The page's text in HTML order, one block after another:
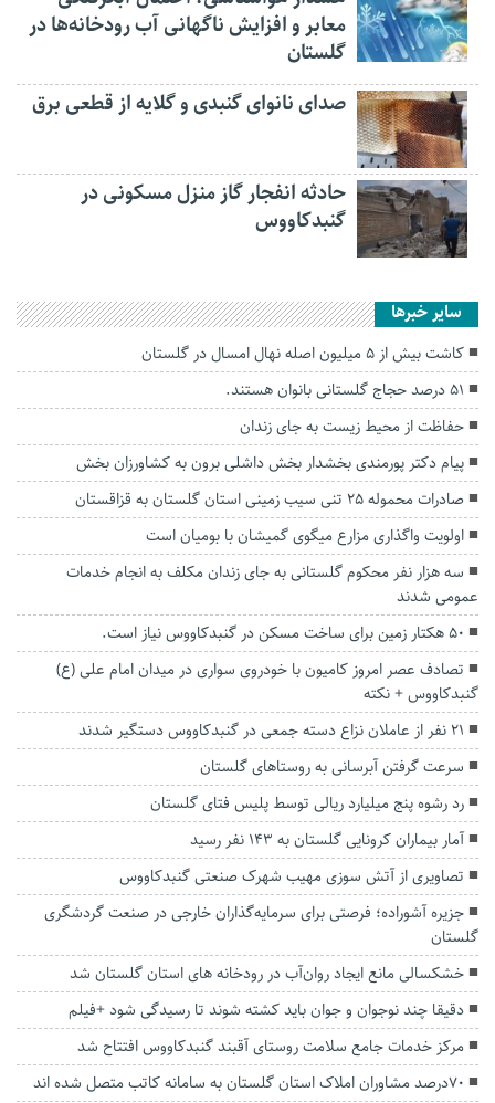
معابر و افزایش ناگهانی آب رودخانه‌ها در
گلستان
صدای نانوای گنبدی و گلایه از قطعی برق
حادثه انفجار گاز منزل مسکونی در
گنبدکاووس
سایر خبرها
کاشت بیش از ۵ میلیون اصله نهال امسال در گلستان
۵۱ درصد حجاج گلستانی بانوان هستند.
حفاظت از محیط زیست به جای زندان
پیام‌ دکتر پورمندی بخشدار‌ بخش داشلی برون به کشاورزان بخش
صادرات محموله ۲۵ تنی سیب زمینی استان گلستان به قزاقستان
اولویت واگذاری مزارع میگوی گمیشان با بومیان است
سه هزار نفر محکوم گلستانی به جای زندان مکلف به انجام خدمات
عمومی شدند
۵۰ هکتار زمین برای ساخت مسکن در گنبدکاووس نیاز است.
تصادف عصر امروز کامیون با خودروی سواری در میدان امام علی (ع)
گنبدکاووس + نکته
۲۱ نفر از عاملان نزاع دسته جمعی در گنبدکاووس دستگیر شدند
سرعت گرفتن آبرسانی به روستا‌های گلستان
رد رشوه پنج میلیارد ریالی توسط پلیس فتای گلستان
آمار بیماران کرونایی گلستان به ۱۴۳ نفر رسید
تصاویری از آتش سوزی مهیب شهرک صنعتی گنبدکاووس
جزیره آشوراده؛ فرصتی برای سرمایه‌گذاران خارجی در صنعت گردشگری
گلستان
خشکسالی مانع ایجاد روان‌آب در رودخانه‌ های استان گلستان شد
دقیقا چند نوجوان و جوان باید کشته شوند تا رسیدگی شود +فیلم
مرکز خدمات جامع سلامت روستای آقبند گنبدکاووس افتتاح شد
۷٠درصد مشاوران املاک استان گلستان به سامانه کاتب متصل شده اند